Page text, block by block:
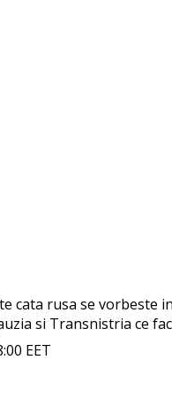
cata rusa se vorbeste
si Transnistria ce
EET